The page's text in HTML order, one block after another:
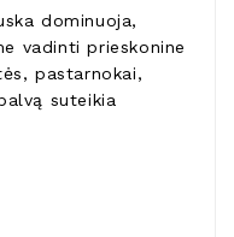
dominuoja,
vadinti prieskonine
pastarnokai,
suteikia